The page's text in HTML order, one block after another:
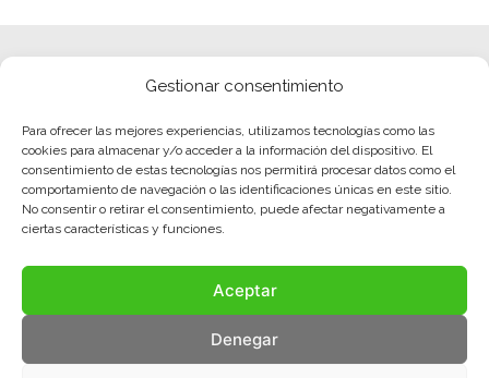
Gestionar consentimiento
Para ofrecer las mejores experiencias, utilizamos tecnologías como las
cookies para almacenar y/o acceder a la información del dispositivo. El
consentimiento de estas tecnologías nos permitirá procesar datos como el
comportamiento de navegación o las identificaciones únicas en este sitio.
No consentir o retirar el consentimiento, puede afectar negativamente a
ciertas características y funciones.
Aceptar
Denegar